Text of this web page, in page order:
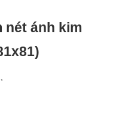
nét ánh kim